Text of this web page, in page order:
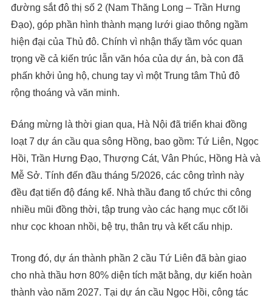
đường sắt đô thị số 2 (Nam Thăng Long – Trần Hưng
Đạo), góp phần hình thành mạng lưới giao thông ngầm
hiện đại của Thủ đô. Chính vì nhận thấy tầm vóc quan
trọng về cả kiến trúc lẫn văn hóa của dự án, bà con đã
phấn khởi ủng hộ, chung tay vì một Trung tâm Thủ đô
rộng thoáng và văn minh.
Đáng mừng là thời gian qua, Hà Nội đã triển khai đồng
loạt 7 dự án cầu qua sông Hồng, bao gồm: Tứ Liên, Ngọc
Hồi, Trần Hưng Đạo, Thượng Cát, Vân Phúc, Hồng Hà và
Mễ Sở. Tính đến đầu tháng 5/2026, các công trình này
đều đạt tiến độ đáng kể. Nhà thầu đang tổ chức thi công
nhiều mũi đồng thời, tập trung vào các hạng mục cốt lõi
như cọc khoan nhồi, bệ trụ, thân trụ và kết cấu nhịp.
Trong đó, dự án thành phần 2 cầu Tứ Liên đã bàn giao
cho nhà thầu hơn 80% diện tích mặt bằng, dự kiến hoàn
thành vào năm 2027. Tại dự án cầu Ngọc Hồi, công tác